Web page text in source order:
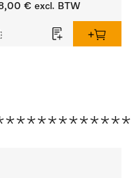
€ excl. BTW